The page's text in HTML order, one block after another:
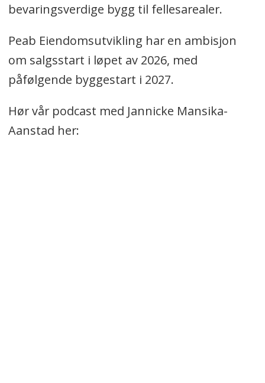
bevaringsverdige bygg til fellesarealer.
Peab Eiendomsutvikling har en ambisjon
om salgsstart i løpet av 2026, med
påfølgende byggestart i 2027.
Hør vår podcast med Jannicke Mansika-
Aanstad her: